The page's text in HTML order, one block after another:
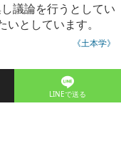
議論を行うとしてい
としています。
《土本学》
LINEで送る